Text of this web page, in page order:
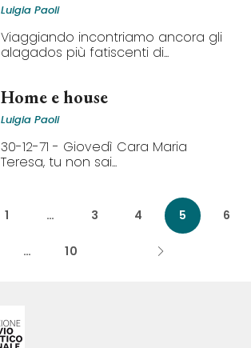
Luigia Paoli
Viaggiando incontriamo ancora gli
alagados più fatiscenti di...
Home e house
Luigia Paoli
30-12-71 - Giovedì Cara Maria
Teresa, tu non sai...
1 … 3 4 5 6
… 10